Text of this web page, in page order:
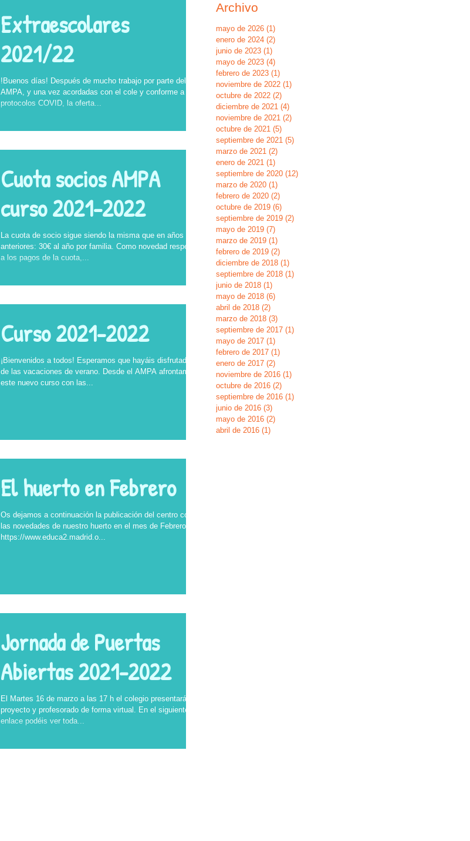
Extraescolares
2021/22
!Buenos días! Después de mucho trabajo por parte del
AMPA, y una vez acordadas con el cole y conforme a los
protocolos COVID, la oferta...
Cuota socios AMPA
curso 2021-2022
La cuota de socio sigue siendo la misma que en años
anteriores: 30€ al año por familia. Como novedad respecto
a los pagos de la cuota,...
Curso 2021-2022
¡Bienvenidos a todos! Esperamos que hayáis disfrutado
de las vacaciones de verano. Desde el AMPA afrontamos
este nuevo curso con las...
El huerto en Febrero
Os dejamos a continuación la publicación del centro con
las novedades de nuestro huerto en el mes de Febrero:
https://www.educa2.madrid.o...
Jornada de Puertas
Abiertas 2021-2022
El Martes 16 de marzo a las 17 h el colegio presentará su
proyecto y profesorado de forma virtual. En el siguiente
enlace podéis ver toda...
Archivo
mayo de 2026 (1)
enero de 2024 (2)
junio de 2023 (1)
mayo de 2023 (4)
febrero de 2023 (1)
noviembre de 2022 (1)
octubre de 2022 (2)
diciembre de 2021 (4)
noviembre de 2021 (2)
octubre de 2021 (5)
septiembre de 2021 (5)
marzo de 2021 (2)
enero de 2021 (1)
septiembre de 2020 (12)
marzo de 2020 (1)
febrero de 2020 (2)
octubre de 2019 (6)
septiembre de 2019 (2)
mayo de 2019 (7)
marzo de 2019 (1)
febrero de 2019 (2)
diciembre de 2018 (1)
septiembre de 2018 (1)
junio de 2018 (1)
mayo de 2018 (6)
abril de 2018 (2)
marzo de 2018 (3)
septiembre de 2017 (1)
mayo de 2017 (1)
febrero de 2017 (1)
enero de 2017 (2)
noviembre de 2016 (1)
octubre de 2016 (2)
septiembre de 2016 (1)
junio de 2016 (3)
mayo de 2016 (2)
abril de 2016 (1)